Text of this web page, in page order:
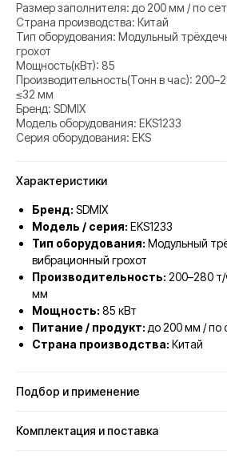
Размер заполнителя: до 200 мм / по
Страна производства: Китай
Тип оборудования: Модульный
грохот
Мощность(кВт): 85
Производительность(Тонн в час):
≤32 мм
Бренд: SDMIX
Модель оборудования: EKS1233
Серия оборудования: EKS
Характеристики
Бренд: SDMIX
Модель / серия: EKS1233
Тип оборудования: Модульный
вибрационный грохот
Производительность: 200–280
мм
Мощность: 85 кВт
Питание / продукт: до 200 мм / по
Страна производства: Китай
Подбор и применение
Комплектация и поставка